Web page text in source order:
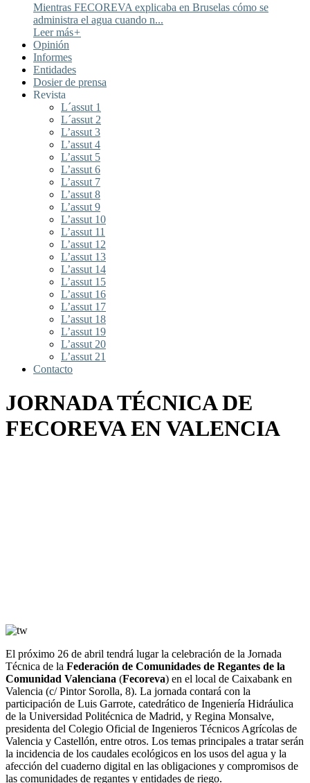
Mientras FECOREVA explicaba en Bruselas cómo se
administra el agua cuando n...
Leer más+
Opinión
Informes
Entidades
Dosier de prensa
Revista
L´assut 1
L´assut 2
L’assut 3
L’assut 4
L’assut 5
L’assut 6
L’assut 7
L’assut 8
L’assut 9
L’assut 10
L’assut 11
L’assut 12
L’assut 13
L’assut 14
L’assut 15
L’assut 16
L’assut 17
L’assut 18
L’assut 19
L’assut 20
L’assut 21
Contacto
JORNADA TÉCNICA DE
FECOREVA EN VALENCIA
El próximo 26 de abril tendrá lugar la celebración de la Jornada
Técnica de la Federación de Comunidades de Regantes de la
Comunidad Valenciana (Fecoreva) en el local de Caixabank en
Valencia (c/ Pintor Sorolla, 8). La jornada contará con la
participación de Luis Garrote, catedrático de Ingeniería Hidráulica
de la Universidad Politécnica de Madrid, y Regina Monsalve,
presidenta del Colegio Oficial de Ingenieros Técnicos Agrícolas de
Valencia y Castellón, entre otros. Los temas principales a tratar serán
la incidencia de los caudales ecológicos en los usos del agua y la
afección del cuaderno digital en las obligaciones y compromisos de
las comunidades de regantes y entidades de riego.